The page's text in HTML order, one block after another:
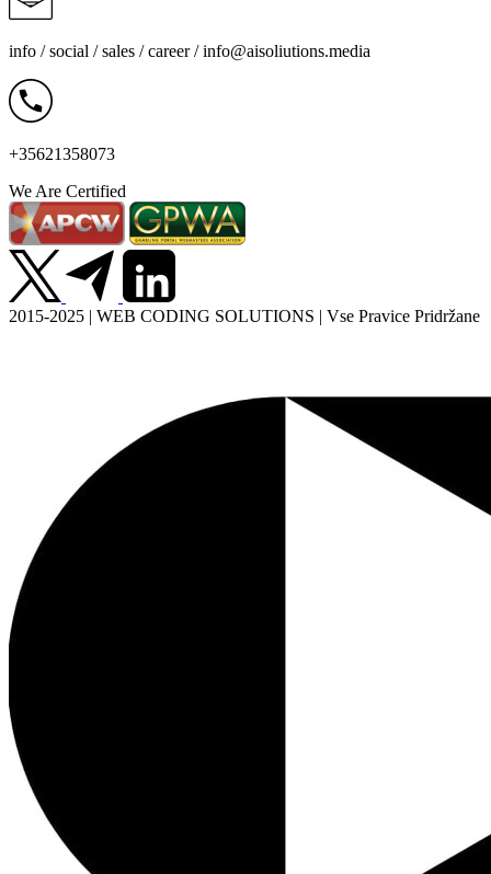
info / social / sales / career /info@aisoliutions.media
+35621358073
We Are Certified
2015-2025 | WEB CODING SOLUTIONS | Vse Pravice Pridržane